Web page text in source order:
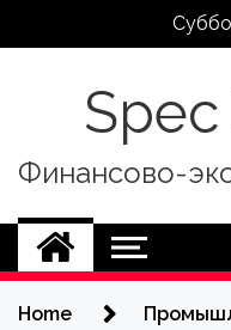
Финансово-
Home